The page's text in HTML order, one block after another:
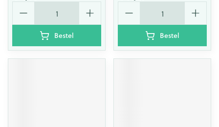
Aantal
Bestel
Aantal
Bestel